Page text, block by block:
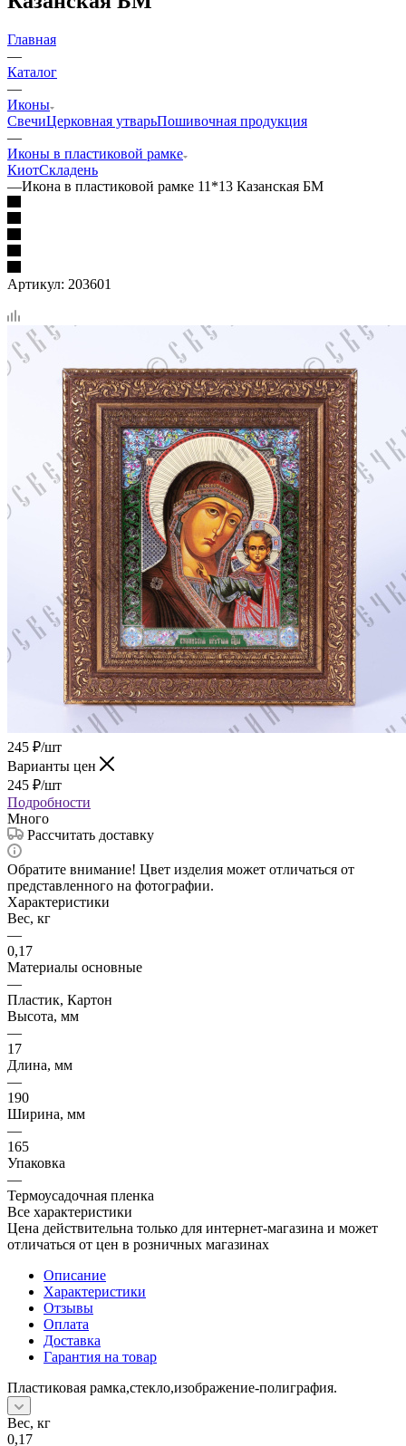
Главная
—
Каталог
—
Иконы
СвечиЦерковная утварьПошивочная продукция
—
Иконы в пластиковой рамке
КиотСкладень
—Икона в пластиковой рамке 11*13 Казанская БМ
Артикул: 203601
245 ₽/шт
Варианты цен
245 ₽/шт
Подробности
Много
Рассчитать доставку
Обратите внимание! Цвет изделия может отличаться от
представленного на фотографии.
Характеристики
Вес, кг
—
0,17
Материалы основные
—
Пластик, Картон
Высота, мм
—
17
Длина, мм
—
190
Ширина, мм
—
165
Упаковка
—
Термоусадочная пленка
Все характеристики
Цена действительна только для интернет-магазина и может
отличаться от цен в розничных магазинах
Описание
Характеристики
Отзывы
Оплата
Доставка
Гарантия на товар
Пластиковая рамка,стекло,изображение-полиграфия.
Вес, кг
0,17